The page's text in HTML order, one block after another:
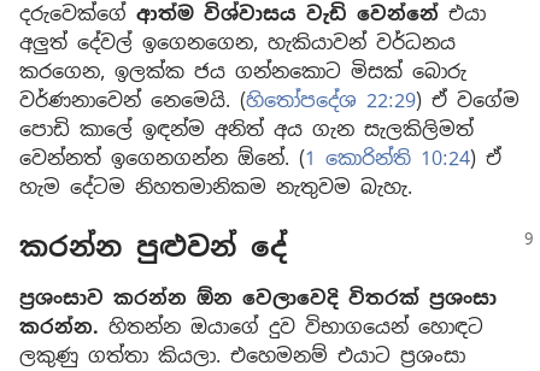
දරුවෙක්ගේ ආත්ම විශ්වාසය වැඩි වෙන්නේ එයා
අලුත් දේවල් ඉගෙනගෙන, හැකියාවන් වර්ධනය
කරගෙන, ඉලක්ක ජය ගන්නකොට මිසක් බොරු
වර්ණනාවෙන් නෙමෙයි. (හිතෝපදේශ 22:29) ඒ වගේම
පොඩි කාලේ ඉඳන්ම අනිත් අය ගැන සැලකිලිමත්
වෙන්නත් ඉගෙනගන්න ඕනේ. (1 කොරින්ති 10:24) ඒ
හැම දේටම නිහතමානිකම නැතුවම බැහැ.
කරන්න පුළුවන් දේ
ප්‍රශංසාව කරන්න ඕන වෙලාවෙදි විතරක් ප්‍රශංසා
කරන්න. හිතන්න ඔයාගේ දුව විභාගයෙන් හොඳට
ලකුණු ගත්තා කියලා. එහෙමනම් එයාට ප්‍රශංසා